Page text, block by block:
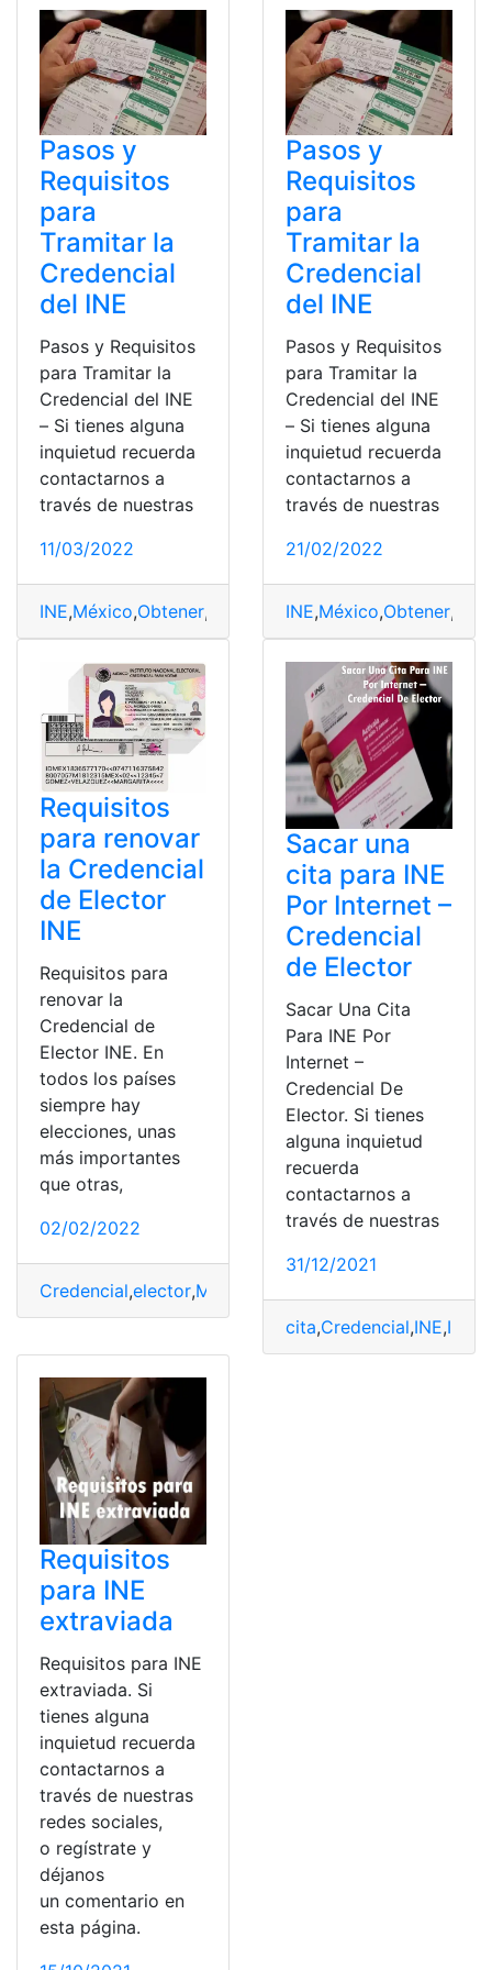
Pasos y
Requisitos
para
Tramitar la
Credencial
del INE
Pasos y Requisitos
para Tramitar la
Credencial del INE
– Si tienes alguna
inquietud recuerda
contactarnos a
través de nuestras
11/03/2022
INE,México,Obtener, Trámites
Pasos y
Requisitos
para
Tramitar la
Credencial
del INE
Pasos y Requisitos
para Tramitar la
Credencial del INE
– Si tienes alguna
inquietud recuerda
contactarnos a
través de nuestras
21/02/2022
INE,México,Obtener,
Requisitos
para renovar
la Credencial
de Elector
INE
Requisitos para
renovar la
Credencial de
Elector INE. En
todos los países
siempre hay
elecciones, unas
más importantes
que otras,
02/02/2022
Credencial,elector,México
Sacar una
cita para INE
Por Internet –
Credencial
de Elector
Sacar Una Cita
Para INE Por
Internet –
Credencial De
Elector. Si tienes
alguna inquietud
recuerda
contactarnos a
través de nuestras
31/12/2021
cita,Credencial,INE,
Requisitos
para INE
extraviada
Requisitos para INE
extraviada. Si
tienes alguna
inquietud recuerda
contactarnos a
través de nuestras
redes sociales,
o regístrate y
déjanos
un comentario en
esta página.